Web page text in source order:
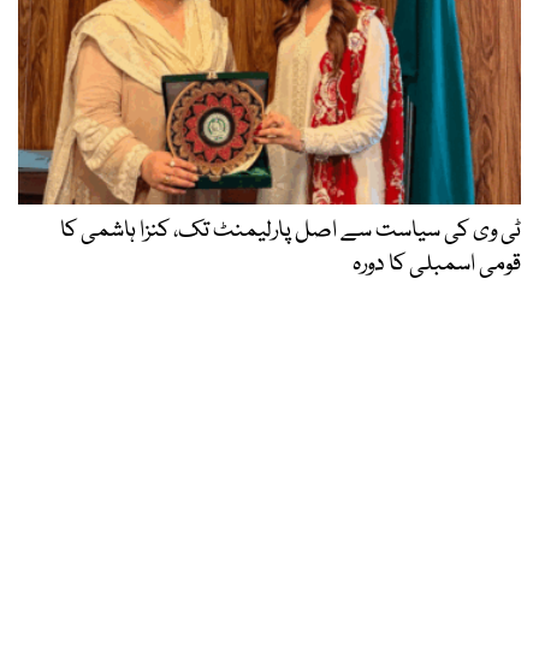
ٹی وی کی سیاست سے اصل پارلیمنٹ تک، کنزا ہاشمی کا
قومی اسمبلی کا دورہ